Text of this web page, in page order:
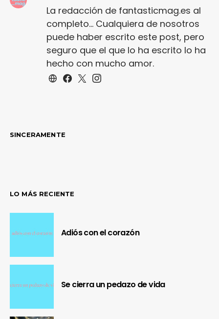
La redacción de fantasticmag.es al
completo... Cualquiera de nosotros
puede haber escrito este post, pero
seguro que el que lo ha escrito lo ha
hecho con mucho amor.
SINCERAMENTE
LO MÁS RECIENTE
Adiós con el corazón
Se cierra un pedazo de vida